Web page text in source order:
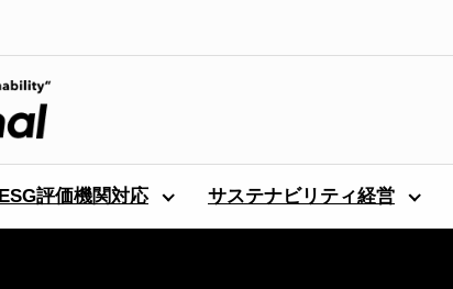
ESG評価機関対応 サステナビリティ経営